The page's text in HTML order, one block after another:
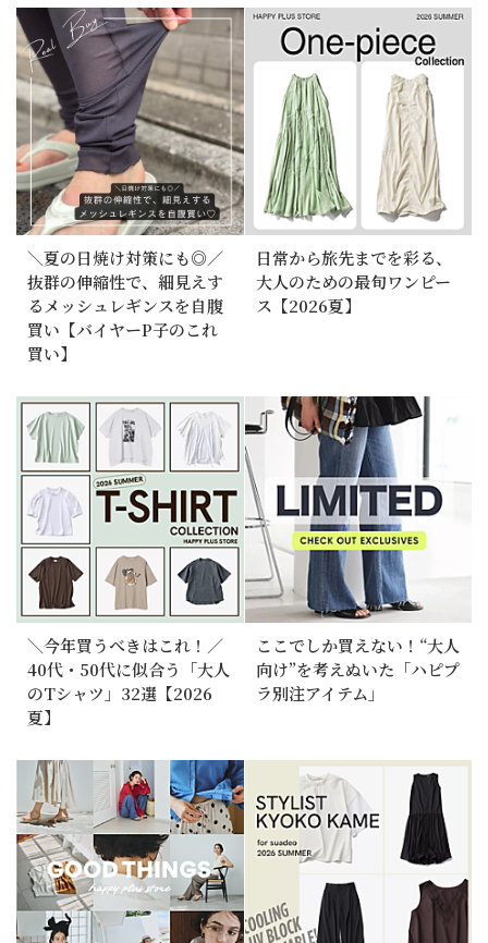
＼夏の日焼け対策にも◎／
抜群の伸縮性で、細見えす
るメッシュレギンスを自腹
買い【バイヤーP子のこれ
買い】
日常から旅先までを彩る、
大人のための最旬ワンピー
ス【2026夏】
＼今年買うべきはこれ！／
40代・50代に似合う「大人
のTシャツ」32選【2026
夏】
ここでしか買えない！“大人
向け”を考えぬいた「ハピプ
ラ別注アイテム」